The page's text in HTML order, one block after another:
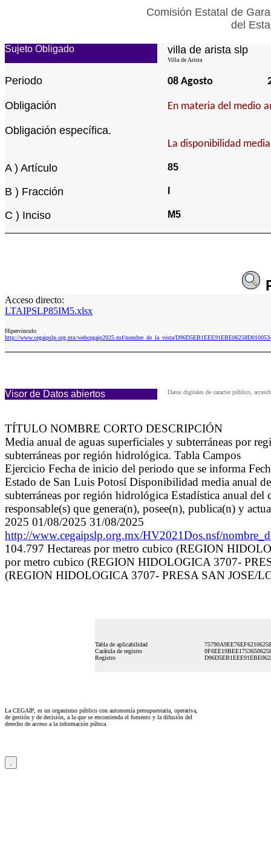
Comisión Estatal de
del
Sujeto Obligado villa de arista slp
Villa de Arista
Periodo 08 Agosto
Obligación En materia del medio
Obligación específica.
La disponibilidad
A ) Artículo 85
B ) Fracción
C ) Inciso M5
Acceso directo:
LTAIPSLP85IM5.xlsx
Hipervinculo
http://www.cegaipslp.org.mx/webcegaip2025.nsf/nombre_de_la_vista/
Visor de Datos abiertos Datos digitales de caracter público,
TÍTULO NOMBRE CORTO DESCRIPCIÓN
Media anual de aguas superficiales y subterráneas por
subterráneas por región hidrológica. Tabla Campos
Ejercicio Fecha de inicio del periodo que se informa
Estado de San Luis Potosí Disponibilidad media anual
subterráneas por región hidrológica Estadística anual
responsable(s) que genera(n), posee(n), publica(n) y
2025 01/08/2025 31/08/2025
http://www.cegaipslp.org.mx/HV2021Dos.nsf/
104.797 Hectareas por metro cubico (REGION
por metro cubico (REGION HIDOLOGICA 3707-
(REGION HIDOLOGICA 3707- PRESA SAN JOSE/
Tabla de aplicabilidad
Carátula de registro
Registro
La CEGAIP, es un organismo público con autonomía presupuestaria, operativa,
de gestión y de decisión, a la que se encomienda el fomento y la difusión del
derecho de acceso a la información púbica.